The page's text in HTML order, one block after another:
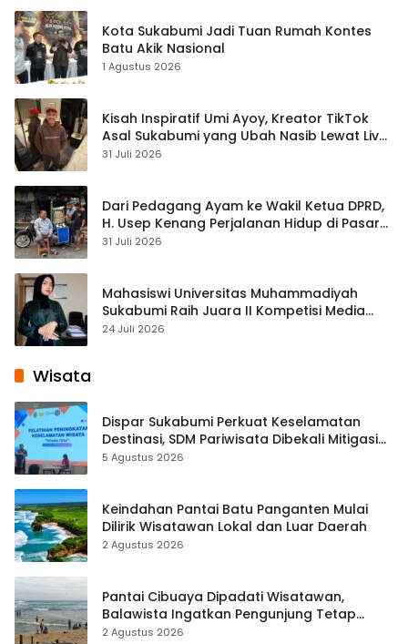
Kota Sukabumi Jadi Tuan Rumah Kontes
Batu Akik Nasional
1 Agustus 2026
Kisah Inspiratif Umi Ayoy, Kreator TikTok
Asal Sukabumi yang Ubah Nasib Lewat Live
Streaming
31 Juli 2026
Dari Pedagang Ayam ke Wakil Ketua DPRD,
H. Usep Kenang Perjalanan Hidup di Pasar
Cisaat
31 Juli 2026
Mahasiswi Universitas Muhammadiyah
Sukabumi Raih Juara II Kompetisi Media
Pembelajaran Digital Tingkat Internasional
24 Juli 2026
Wisata
Dispar Sukabumi Perkuat Keselamatan
Destinasi, SDM Pariwisata Dibekali Mitigasi
hingga Teknik Evakuasi
5 Agustus 2026
Keindahan Pantai Batu Panganten Mulai
Dilirik Wisatawan Lokal dan Luar Daerah
2 Agustus 2026
Pantai Cibuaya Dipadati Wisatawan,
Balawista Ingatkan Pengunjung Tetap
Waspada
2 Agustus 2026